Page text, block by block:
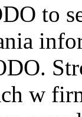
to
w